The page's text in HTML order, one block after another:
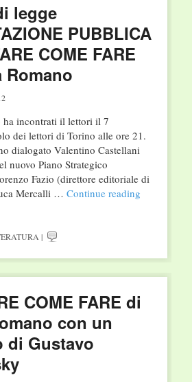
legge
PUBBLICA
COME FARE
ha incontrati il lettori il 7
dei lettori di Torino alle ore 21.
dialogato Valentino Castellani
nuovo Piano Strategico
Fazio (direttore editoriale di
Mercalli … Continue reading
|
COME FARE di
con un
di Gustavo